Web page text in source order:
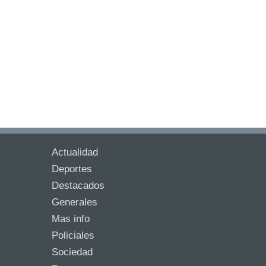
Actualidad
Deportes
Destacados
Generales
Mas info
Policiales
Sociedad